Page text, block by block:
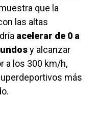
que la
las altas
acelerar de 0 a
y alcanzar
a los 300 km/h,
más